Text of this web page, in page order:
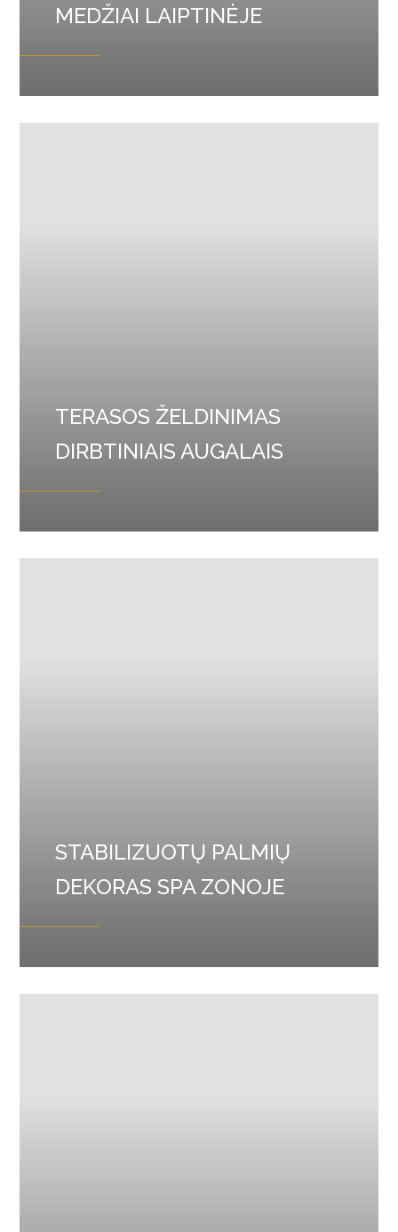
MEDŽIAI LAIPTINĖJE
TERASOS ŽELDINIMAS
DIRBTINIAIS AUGALAIS
STABILIZUOTŲ PALMIŲ
DEKORAS SPA ZONOJE